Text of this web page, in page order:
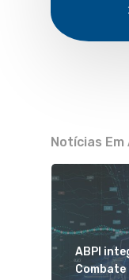
Notícias Em
ABPI